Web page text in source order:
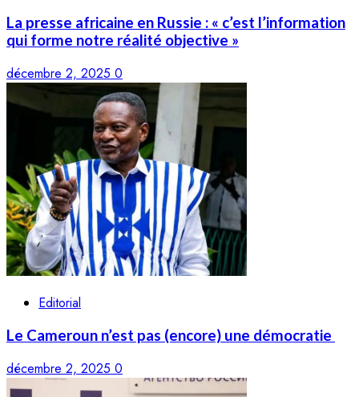
La presse africaine en Russie : « c’est l’information
qui forme notre réalité objective »
décembre 2, 2025 0
Editorial
Le Cameroun n’est pas (encore) une démocratie
décembre 2, 2025 0